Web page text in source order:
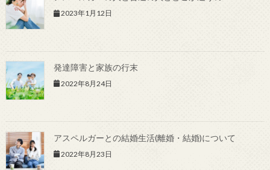
2023年1月12日
発達障害と家族の行末
2022年8月24日
アスペルガーとの結婚生活(離婚・結婚)について
2022年8月23日